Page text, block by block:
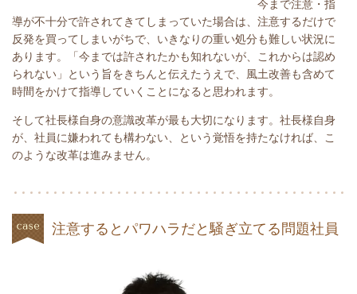
今まで注意・指
導が不十分で許されてきてしまっていた場合は、注意するだけで
反発を買ってしまいがちで、いきなりの重い処分も難しい状況に
あります。「今までは許されたかも知れないが、これからは認め
られない」という旨をきちんと伝えたうえで、風土改善も含めて
時間をかけて指導していくことになると思われます。
そして社長様自身の意識改革が最も大切になります。社長様自身
が、社員に嫌われても構わない、という覚悟を持たなければ、こ
のような改革は進みません。
注意するとパワハラだと騒ぎ立てる問題社員